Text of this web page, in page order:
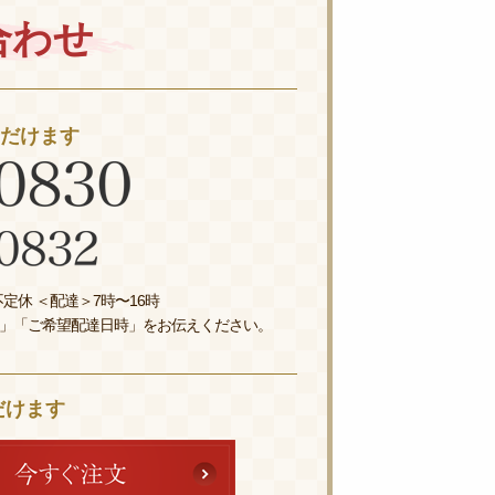
わせ
けます
休 ＜配達＞7時〜16時
ご希望配達日時」をお伝えください。
けます